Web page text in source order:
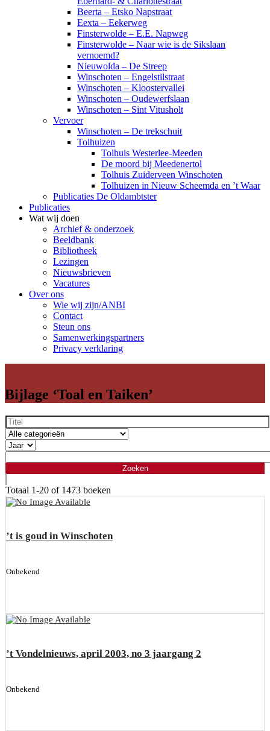
Beerta – Etsko Napstraat
Eexta – Eekerweg
Finsterwolde – E.E. Napweg
Finsterwolde – Naar wie is de Sikslaan
vernoemd?
Nieuwolda – De Streep
Winschoten – Engelstilstraat
Winschoten – Kloostervallei
Winschoten – Oudewerfslaan
Winschoten – Sint Vitusholt
Vervoer
Winschoten – De trekschuit
Tolhuizen
Tolhuis Westerlee-Meeden
De moord bij Meedenertol
Tolhuis Zuiderveen Winschoten
Tolhuizen in Nieuw Scheemda en ’t Waar
Publicaties De Oldambtster
Publicaties
Wat wij doen
Archief & onderzoek
Beeldbank
Bibliotheek
Lezingen
Nieuwsbrieven
Vacatures
Over ons
Wie wij zijn/ANBI
Contact
Steun ons
Samenwerkingspartners
Privacy verklaring
Bijlage ‘Toal en Taiken’
Totaal 1-20 of 1473 boeken
’t is goud in Winschoten
Onbekend
’t Vondelnieuws, april 2003, no 3 jaargang 2
Onbekend